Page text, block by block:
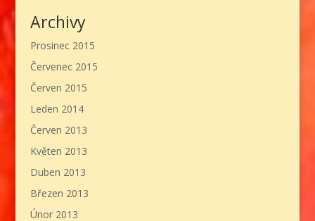
Archivy
Prosinec 2015
Červenec 2015
Červen 2015
Leden 2014
Červen 2013
Květen 2013
Duben 2013
Březen 2013
Únor 2013